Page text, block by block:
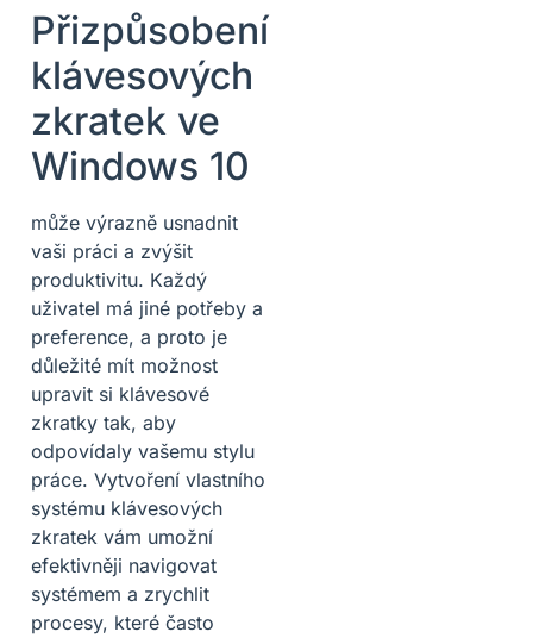
Přizpůsobení
klávesových
zkratek ve
Windows 10
může výrazně usnadnit
vaši práci a zvýšit
produktivitu. Každý
uživatel má jiné potřeby a
preference, a proto je
důležité mít možnost
upravit si klávesové
zkratky tak, aby
odpovídaly vašemu stylu
práce. Vytvoření vlastního
systému klávesových
zkratek vám umožní
efektivněji navigovat
systémem a zrychlit
procesy, které často